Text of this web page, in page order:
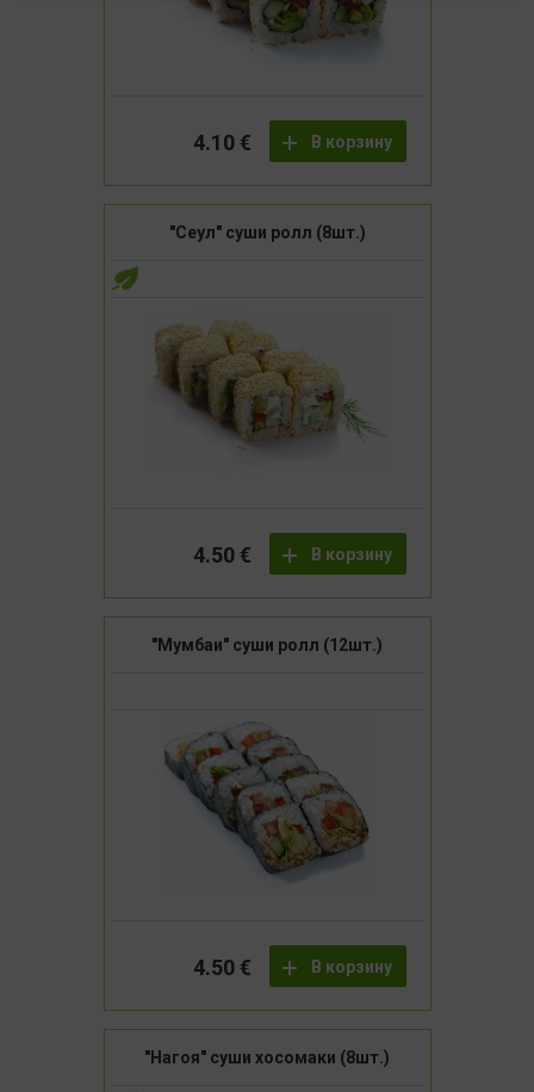
В корзину
4.10 €
"Сеул" суши ролл (8шт.)
В корзину
4.50 €
"Мумбаи" суши ролл (12шт.)
В корзину
4.50 €
"Нагоя" суши хосомаки (8шт.)